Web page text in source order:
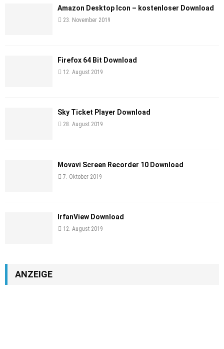
Amazon Desktop Icon – kostenloser Download
23. November 2019
Firefox 64 Bit Download
12. August 2019
Sky Ticket Player Download
28. August 2019
Movavi Screen Recorder 10 Download
7. Oktober 2019
IrfanView Download
12. August 2019
ANZEIGE